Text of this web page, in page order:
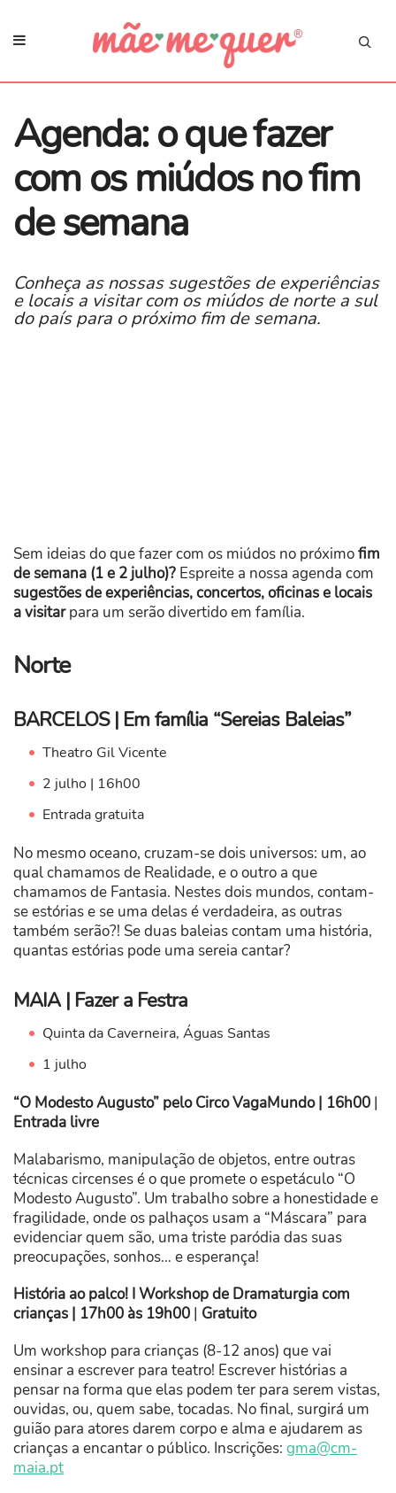
Agenda: o que fazer
com os miúdos no fim
de semana
Conheça as nossas sugestões de experiências
e locais a visitar com os miúdos de norte a sul
do país para o próximo fim de semana.
Sem ideias do que fazer com os miúdos no próximofim
de semana (1 e 2 julho)? Espreite a nossa agenda com
sugestões de experiências, concertos, oficinas e locais
a visitarpara um serão divertido em família.
Norte
BARCELOS | Em família “Sereias Baleias”
Theatro Gil Vicente
2 julho | 16h00
Entrada gratuita
No mesmo oceano, cruzam-se dois universos: um, ao
qual chamamos de Realidade, e o outro a que
chamamos de Fantasia. Nestes dois mundos, contam-
se estórias e se uma delas é verdadeira, as outras
também serão?! Se duas baleias contam uma história,
quantas estórias pode uma sereia cantar?
MAIA | Fazer a Festra
Quinta da Caverneira, Águas Santas
1 julho
“O Modesto Augusto” pelo Circo VagaMundo | 16h00 |
Entrada livre
Malabarismo, manipulação de objetos, entre outras
técnicas circenses é o que promete o espetáculo “O
Modesto Augusto”. Um trabalho sobre a honestidade e
fragilidade, onde os palhaços usam a “Máscara” para
evidenciar quem são, uma triste paródia das suas
preocupações, sonhos… e esperança!
História ao palco! I Workshop de Dramaturgia com
crianças | 17h00 às 19h00 | Gratuito
Um workshop para crianças (8-12 anos) que vai
ensinar a escrever para teatro! Escrever histórias a
pensar na forma que elas podem ter para serem vistas,
ouvidas, ou, quem sabe, tocadas. No final, surgirá um
guião para atores darem corpo e alma e ajudarem as
crianças a encantar o público. Inscrições: gma@cm-
maia.pt